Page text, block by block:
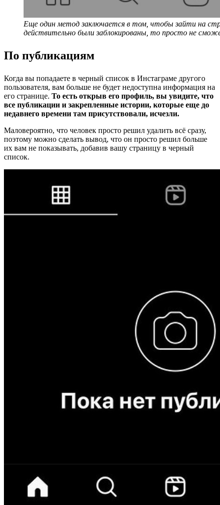
Еще один метод заключается в том, чтобы зайти на
действительно были заблокированы, то просто не
По публикациям
Когда вы попадаете в черный список в Инстаграме другого
пользователя, вам больше не будет недоступна информация на
его странице. То есть открыв его профиль, вы увидите, что
все публикации и закрепленные истории, которые еще до
недавнего времени там присутствовали, исчезли.
Маловероятно, что человек просто решил удалить всё сразу,
поэтому можно сделать вывод, что он просто решил больше
их вам не показывать, добавив вашу страницу в черный
список.